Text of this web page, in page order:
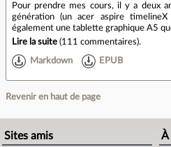
Pour prendre mes cours, il y a deux
génération (un acer aspire
également une tablette graphique A5
Lire la suite (111 commentaires).
Markdown EPUB
Revenir en haut de page
Sites amis À